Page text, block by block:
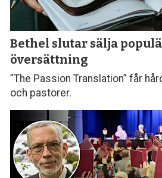
Bethel slutar sälja
översättning
”The Passion Translation” får
och pastorer.